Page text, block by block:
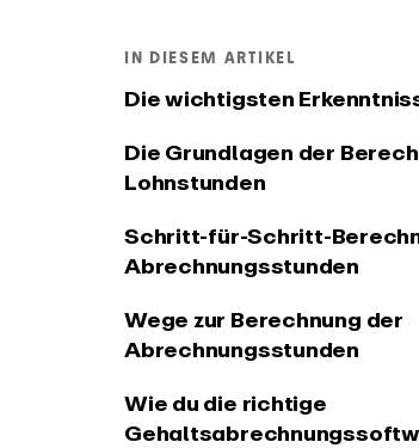
Integrationen und API
Verbinde EARLY mit deinen
IN DIESEM ARTIKEL
Die wichtigsten
Die Grundlagen der
Lohnstunden
Schritt-für-Schritt-
Abrechnungsstunden
Wege zur Berechnung der
Abrechnungsstunden
Wie du die richtige